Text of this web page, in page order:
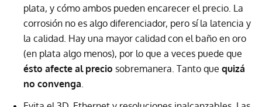
plata, y cómo ambos pueden encarecer el precio. La
corrosión no es algo diferenciador, pero sí la latencia y
la calidad. Hay una mayor calidad con el baño en oro
(en plata algo menos), por lo que a veces puede que
ésto afecte al precio sobremanera. Tanto que quizá
no convenga.